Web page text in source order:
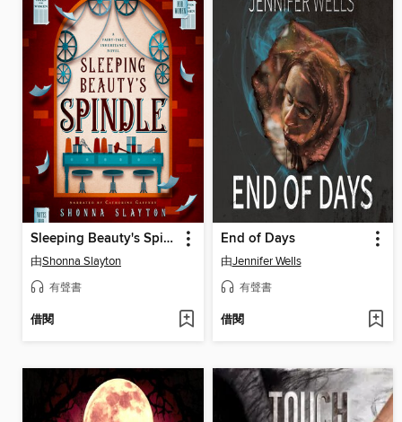
Sleeping Beauty's Spindle
由Shonna Slayton
有聲書
借閱
End of Days
由Jennifer Wells
有聲書
借閱